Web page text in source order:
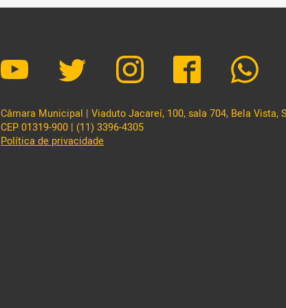
Câmara Municipal | Viaduto Jacareí, 100, sala 704, Bela Vista,
CEP 01319-900 | (11) 3396-4305
Política de privacidade